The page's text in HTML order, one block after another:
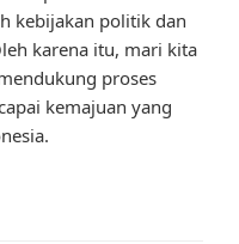
kebijakan politik dan
karena itu, mari kita
proses
kemajuan yang